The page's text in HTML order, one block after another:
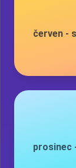
červen -
prosinec